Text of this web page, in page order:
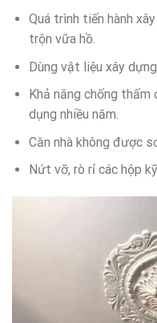
Quá trình tiến hành
trộn vữa hồ.
Dùng vật liệu xây
Khả năng chống
dụng nhiều năm.
Căn nhà không được
Nứt vỡ, rò rỉ các hộp